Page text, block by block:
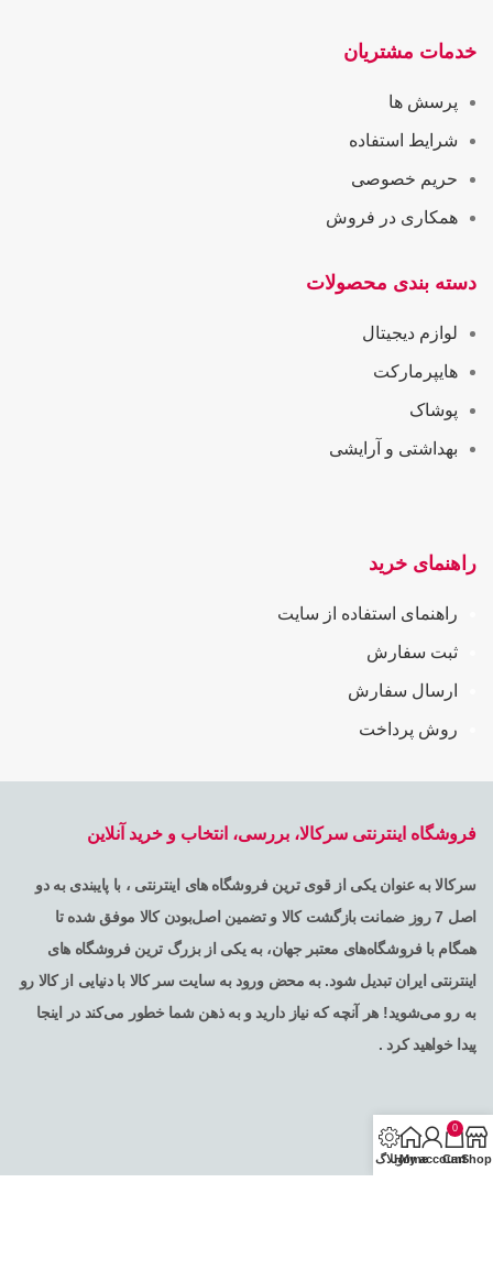
خدمات مشتریان
پرسش ها
شرایط استفاده
حریم خصوصی
همکاری در فروش
دسته بندی محصولات
لوازم دیجیتال
هایپرمارکت
پوشاک
بهداشتی و آرایشی
راهنمای خرید
راهنمای استفاده از سایت
ثبت سفارش
ارسال سفارش
روش پرداخت
فروشگاه اینترنتی سرکالا، بررسی، انتخاب و خرید آنلاین
سرکالا به عنوان یکی از قوی ترین فروشگاه های اینترنتی ، با پایبندی به دو
اصل 7 روز ضمانت بازگشت کالا و تضمین اصل‌بودن کالا موفق شده تا
همگام با فروشگاه‌های معتبر جهان، به یکی از بزرگ ترین فروشگاه های
اینترنتی ایران تبدیل شود. به محض ورود به سایت سر کالا با دنیایی از کالا رو
به رو می‌شوید! هر آنچه که نیاز دارید و به ذهن شما خطور می‌کند در اینجا
پیدا خواهید کرد .
Shop
0
Cart
My account
Homeوبلاگ